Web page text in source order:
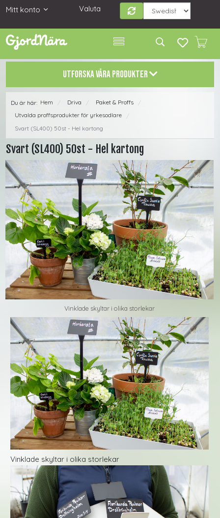
Mitt konto Valuta
UTFORSKA VÅRA PRODUKTER
Du är här: Hem / Driva / Paket & Proffs
/
Utvalda proffsprodukter för yrkesodlare
/
Svart (SL400) 50st - Hel kartong
Svart (SL400) 50st - Hel kartong
Vinklade skyltar i olika storlekar
Vinklade skyltar i olika storlekar